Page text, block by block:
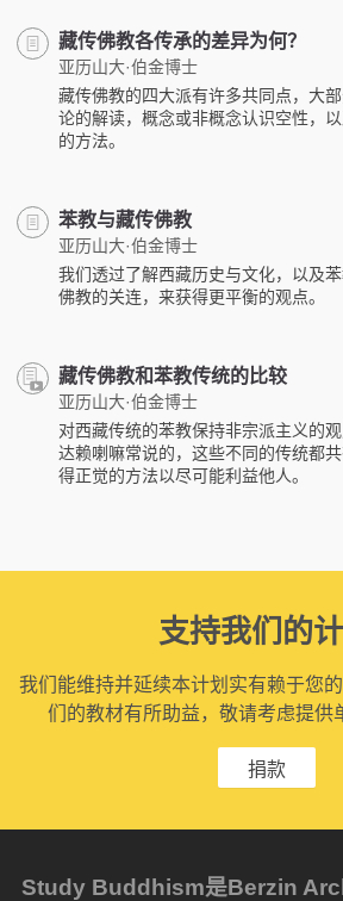
藏传佛教各传承的差异为何？
亚历山大·伯金博士
藏传佛教的四大派有许多共同点，大
论的解读，概念或非概念认识空性，
的方法。
苯教与藏传佛教
亚历山大·伯金博士
我们透过了解西藏历史与文化，以及
佛教的关连，来获得更平衡的观点。
藏传佛教和苯教传统的比较
亚历山大·伯金博士
对西藏传统的苯教保持非宗派主义的
达赖喇嘛常说的，这些不同的传统都
得正觉的方法以尽可能利益他人。
支持我们的
我们能维持并延续本计划实有赖于您
们的教材有所助益，敬请考虑提供
捐款
Study Buddhism是Berzin